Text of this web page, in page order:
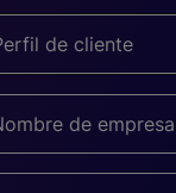
de cliente